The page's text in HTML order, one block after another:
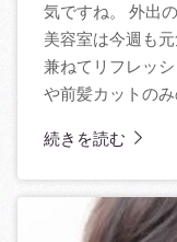
気ですね。 外出
美容室は今週も
兼ねてリフレッ
や前髪カットの
続きを読む